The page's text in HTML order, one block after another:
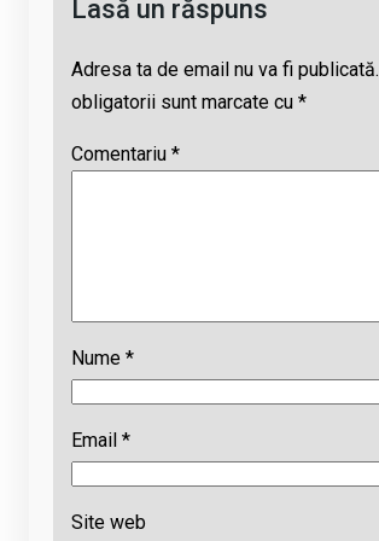
Lasă un răspuns
Adresa ta de email nu va fi publicată.
obligatorii sunt marcate cu *
Comentariu *
Nume *
Email *
Site web